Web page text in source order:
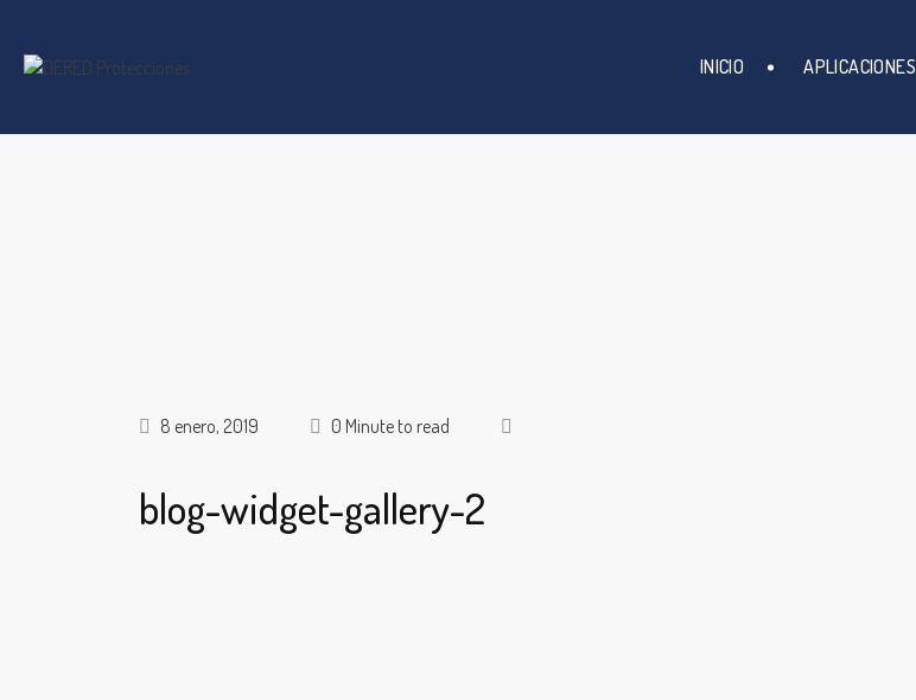
INICIO APLICACIONES
8 enero, 2019 0 Minute to read
blog-widget-gallery-2